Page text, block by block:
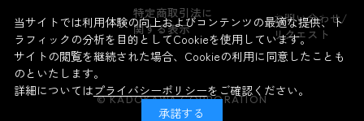
よくあるお問い合わせ
特定商取引法に
関する表示
お問い合わせ/
リクエスト
© KADOKAWA CORPORATION
当サイトでは利用体験の向上およびコンテンツの最適な提供、ト
ラフィックの分析を目的としてCookieを使用しています。
サイトの閲覧を継続された場合、Cookieの利用に同意したことも
のといたします。
詳細についてはプライバシーポリシーをご確認ください。
承諾する